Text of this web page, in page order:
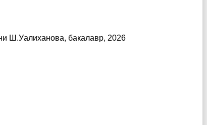
Ш.Уалиханова, бакалавр, 2026